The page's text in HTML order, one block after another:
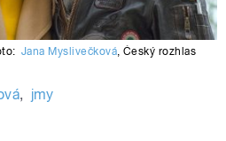
Jana Myslivečková, Český rozhlas
, jmy